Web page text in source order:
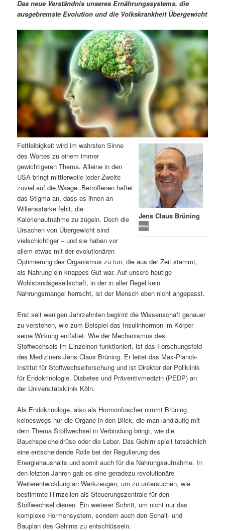
r
n
I
n
a
l
t
s
p
r
n
g
e
n
d
r
e
n
n
h
a
l
t
s
r
i
n
g
e
n
n
a
i
g
i
o
n
Das neue Verständnis unseres Ernährungssystems, die
ausgebremste Evolution und die Volkskrankheit Übergewicht
Jens Claus Brüning
Fettleibigkeit wird im wahrsten Sinne
des Wortes zu einem immer
gewichtigeren Thema. Alleine in den
USA bringt mittlerweile jeder Zweite
zuviel auf die Waage. Betroffenen haftet
das Stigma an, dass es ihnen an
Willensstärke fehlt, die
Kalorienaufnahme zu zügeln. Doch die
Ursachen von Übergewicht sind
vielschichtiger – und sie haben vor
allem etwas mit der evolutionären
Optimierung des Organismus zu tun, die aus der Zeit stammt,
als Nahrung ein knappes Gut war. Auf unsere heutige
Wohlstandsgesellschaft, in der in aller Regel kein
Nahrungsmangel herrscht, ist der Mensch eben nicht angepasst.
Erst seit wenigen Jahrzehnten beginnt die Wissenschaft genauer
zu verstehen, wie zum Beispiel das Insulinhormon im Körper
seine Wirkung entfaltet. Wie der Mechanismus des
Stoffwechsels im Einzelnen funktioniert, ist das Forschungsfeld
des Mediziners Jens Claus Brüning. Er leitet das Max-Planck-
Institut für Stoffwechselforschung und ist Direktor der Poliklinik
für Endokrinologie, Diabetes und Präventivmedizin (PEDP) an
der Universitätsklinik Köln.
Als Endokrinologe, also als Hormonfoscher nimmt Brüning
keineswegs nur die Organe in den Blick, die man landläufig mit
dem Thema Stoffwechsel in Verbindung bringt, wie die
Bauchspeicheldrüse oder die Leber. Das Gehirn spielt tatsächlich
eine entscheidende Rolle bei der Regulierung des
Energiehaushalts und somit auch für die Nahrungsaufnahme. In
den letzten Jahren gab es eine geradezu revolutionäre
Weiterentwicklung an Werkzeugen, um zu untersuchen, wie
bestimmte Hirnzellen als Steuerungszentrale für den
Stoffwechsel dienen. Ein weiterer Schritt, um nicht nur das
komplexe Hormonsystem, sondern auch den Schalt- und
Bauplan des Gehirns zu entschlüsseln.